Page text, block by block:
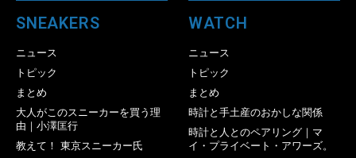
SNEAKERS
ニュース
トピック
まとめ
大人がこのスニーカーを買う理
由｜小澤匡行
教えて！ 東京スニーカー氏
WATCH
ニュース
トピック
まとめ
時計と手土産のおかしな関係
時計と人とのペアリング｜マ
イ・プライベート・アワーズ。